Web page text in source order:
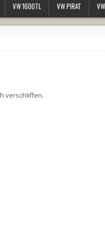
VW 1600TL VW PIRAT
verschliffen.